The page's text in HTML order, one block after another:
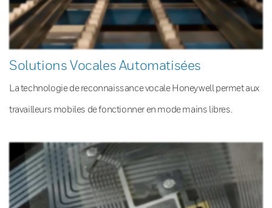
Solutions Vocales Automatisées
La technologie de reconnaissance vocale Honeywell permet aux
travailleurs mobiles de fonctionner en mode mains libres.